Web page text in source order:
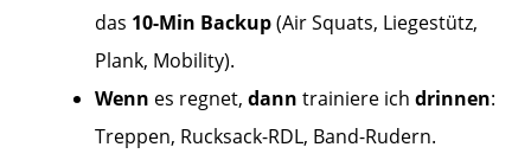
das 10-Min Backup(Air Squats, Liegestütz,
Plank, Mobility).
Wenn es regnet, dann trainiere ich drinnen:
Treppen, Rucksack-RDL, Band-Rudern.